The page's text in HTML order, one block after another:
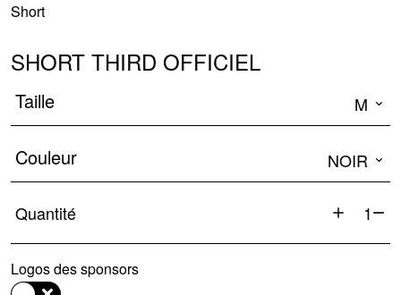
Short
SHORT THIRD OFFICIEL
Taille M
Couleur NOIR
Quantité
de
Logos des sponsors